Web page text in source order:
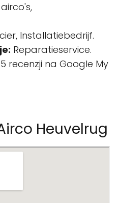
Installatiebedrijf.
Reparatieservice.
recenzji na Google My
Heuvelrug